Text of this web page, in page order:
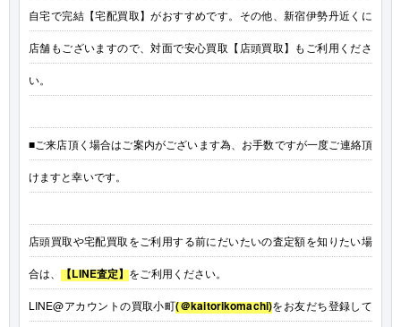
自宅で完結【宅配買取】がおすすめです。その他、新宿伊勢丹近くに
店舗もございますので、対面で安心買取【店頭買取】もご利用くださ
い。
■ご来店頂く場合はご案内がございます為、お手数ですが一度ご連絡頂
けますと幸いです。
店頭買取や宅配買取をご利用する前にだいたいの査定額を知りたい場
合は、【LINE査定】をご利用ください。
LINE@アカウントの買取小町(＠kaitorikomachi)をお友だち登録して